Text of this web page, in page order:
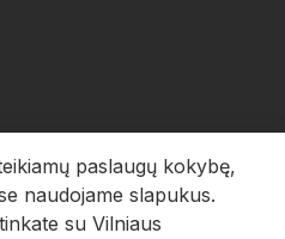
Vilnius
paslaugų kokybę,
naudojame slapukus.
su Vilniaus